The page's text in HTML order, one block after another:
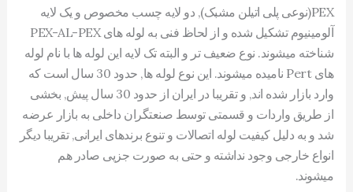
PEX(نوعی پلی اتیلن مشبک), دو لایه چسب مخصوص و یک لایه
آلومینیوم تشکیل شده و از لحاظ فنی به لوله های PEX-AL-PEX
شناخته میشوند. نوع ضعیف تر و البته تک لایه این لوله ها با نام لوله
های Pert نامیده میشوند. این نوع لوله ها, حدود 30 سال است که
وارد بازار شده اند, و تقریبا در ایران از حدود 30 سال پیش, بخشی
از طریق واردات و قسمتی توسط صنعتگران داخلی به بازار عرضه
شد و به دلیل کیفیت لوله اتصالات و تنوع برندهای ایرانی, تقریبا دیگر
انواع خارجی وجود نداشته و حتی به صورت جزیی صادر هم
میشوند.